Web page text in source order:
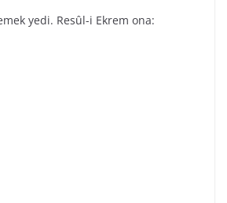
yedi. Resûl-i Ekrem ona: